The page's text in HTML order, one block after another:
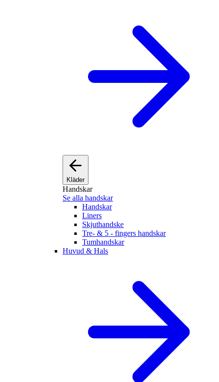
Kläder
Handskar
Se alla handskar
Handskar
Liners
Skjuthandske
Tre- & 5 - fingers handskar
Tumhandskar
Huvud & Hals